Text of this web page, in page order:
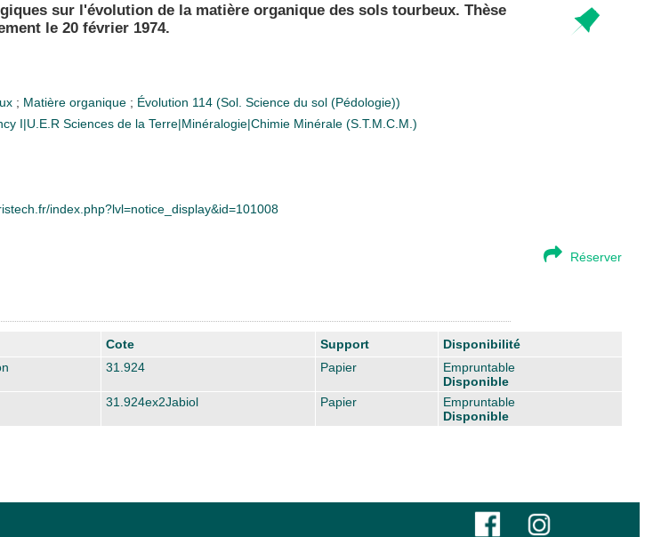
sur l'évolution de la matière organique des sols tourbeux. Thèse
le 20 février 1974.
; Matière organique ; Évolution 114 (Sol. Science du sol (Pédologie))
I|U.E.R Sciences de la Terre|Minéralogie|Chimie Minérale (S.T.M.C.M.)
index.php?lvl=notice_display&id=101008
Réserver
Cote Support
Disponibilité
31.924 Papier
Empruntable
Disponible
31.924ex2Jabiol Papier
Empruntable
Disponible